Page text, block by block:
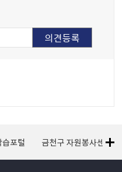
포털 금천구 자원봉사센터